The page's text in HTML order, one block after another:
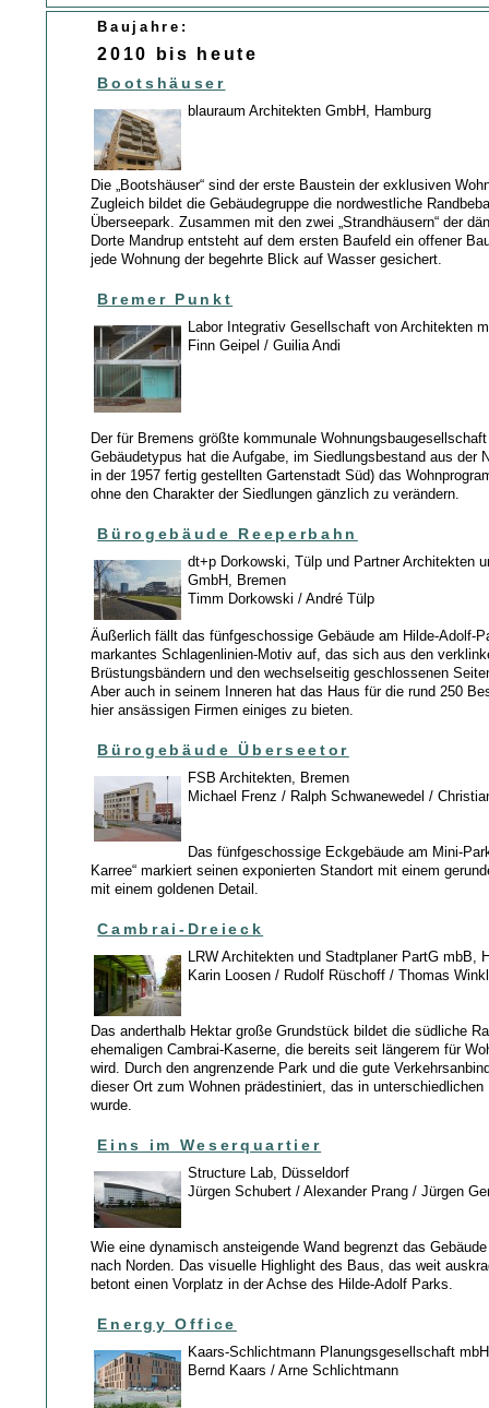
Baujahre:
2010 bis heute
Bootshäuser
blauraum Architekten GmbH, Hamburg
Die „Bootshäuser“ sind der erste Baustein der exklusiven
Zugleich bildet die Gebäudegruppe die nordwestliche
Überseepark. Zusammen mit den zwei „Strandhäusern“ der
Dorte Mandrup entsteht auf dem ersten Baufeld ein offener
jede Wohnung der begehrte Blick auf Wasser gesichert.
Bremer Punkt
Labor Integrativ Gesellschaft von Architekten
Finn Geipel / Guilia Andi
Der für Bremens größte kommunale
Gebäudetypus hat die Aufgabe, im Siedlungsbestand aus der
in der 1957 fertig gestellten Gartenstadt Süd) das
ohne den Charakter der Siedlungen gänzlich zu verändern.
Bürogebäude Reeperbahn
dt+p Dorkowski, Tülp und Partner Architekten
GmbH, Bremen
Timm Dorkowski / André Tülp
Äußerlich fällt das fünfgeschossige Gebäude am Hilde-Adolf-
markantes Schlagenlinien-Motiv auf, das sich aus den
Brüstungsbändern und den wechselseitig geschlossenen
Aber auch in seinem Inneren hat das Haus für die rund 250
hier ansässigen Firmen einiges zu bieten.
Bürogebäude Überseetor
FSB Architekten, Bremen
Michael Frenz / Ralph Schwanewedel /
Das fünfgeschossige Eckgebäude am Mini-
Karree“ markiert seinen exponierten Standort mit einem
mit einem goldenen Detail.
Cambrai-Dreieck
LRW Architekten und Stadtplaner PartG mbB,
Karin Loosen / Rudolf Rüschoff / Thomas
Das anderthalb Hektar große Grundstück bildet die südliche
ehemaligen Cambrai-Kaserne, die bereits seit längerem für
wird. Durch den angrenzende Park und die gute
dieser Ort zum Wohnen prädestiniert, das in
wurde.
Eins im Weserquartier
Structure Lab, Düsseldorf
Jürgen Schubert / Alexander Prang / Jürgen
Wie eine dynamisch ansteigende Wand begrenzt das
nach Norden. Das visuelle Highlight des Baus, das weit
betont einen Vorplatz in der Achse des Hilde-Adolf Parks.
Energy Office
Kaars-Schlichtmann Planungsgesellschaft
Bernd Kaars / Arne Schlichtmann